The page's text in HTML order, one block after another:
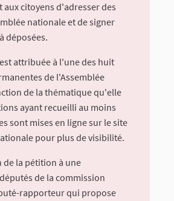
citoyens d'adresser des
nationale et de signer
déposées.
attribuée à l'une des huit
de l'Assemblée
de la thématique qu'elle
ayant recueilli au moins
sont mises en ligne sur le site
pour plus de visibilité.
la pétition à une
de la commission
rapporteur qui propose